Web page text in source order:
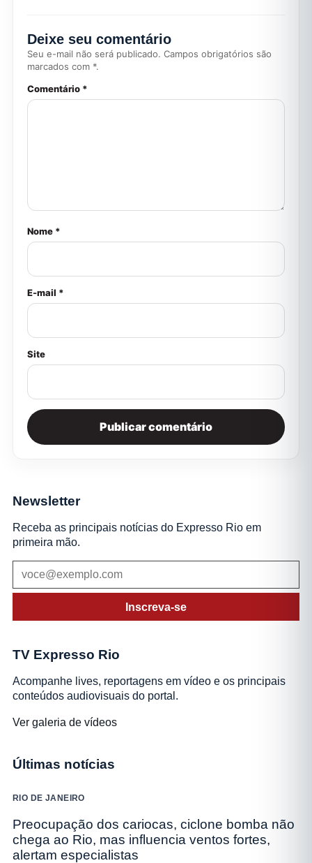
Deixe seu comentário
Seu e-mail não será publicado. Campos obrigatórios são
marcados com *.
Comentário *
Nome *
E-mail *
Site
Newsletter
Receba as principais notícias do Expresso Rio em
primeira mão.
Inscreva-se
TV Expresso Rio
Acompanhe lives, reportagens em vídeo e os principais
conteúdos audiovisuais do portal.
Ver galeria de vídeos
Últimas notícias
RIO DE JANEIRO
Preocupação dos cariocas, ciclone bomba não
chega ao Rio, mas influencia ventos fortes,
alertam especialistas